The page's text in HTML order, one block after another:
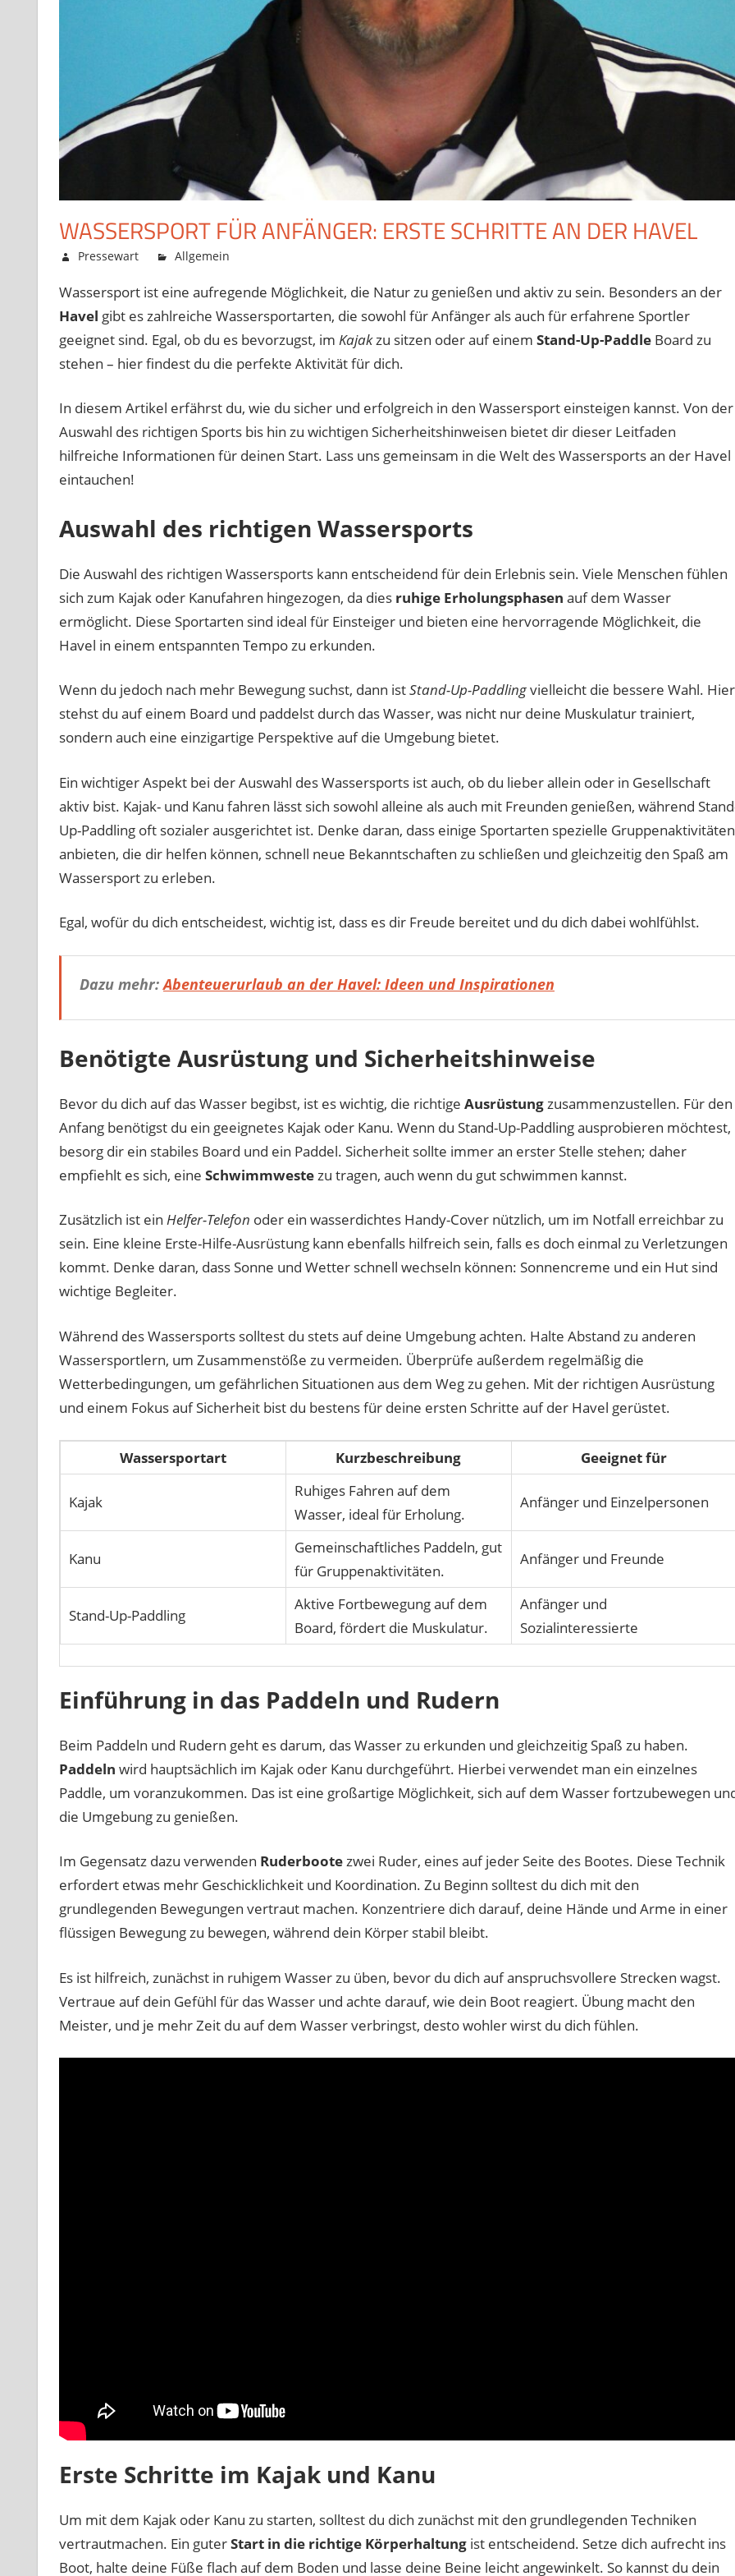
WASSERSPORT FÜR ANFÄNGER: ERSTE SCHRITTE AN DER HAVEL
Oktober 29, 2025
Pressewart Allgemein
für
Anfänger:
Erste
an
Havel
Wassersport ist eine aufregende Möglichkeit, die Natur zu genießen und aktiv zu sein. Besonders an der
Havel gibt es zahlreiche Wassersportarten, die sowohl für Anfänger als auch für erfahrene Sportler
geeignet sind. Egal, ob du es bevorzugst, im Kajakzu sitzen oder auf einem Stand-Up-PaddleBoard zu
stehen – hier findest du die perfekte Aktivität für dich.
In diesem Artikel erfährst du, wie du sicher und erfolgreich in den Wassersport einsteigen kannst. Von der
Auswahl des richtigen Sports bis hin zu wichtigen Sicherheitshinweisen bietet dir dieser Leitfaden
hilfreiche Informationen für deinen Start. Lass uns gemeinsam in die Welt des Wassersports an der Havel
eintauchen!
Auswahl des richtigen Wassersports
Die Auswahl des richtigen Wassersports kann entscheidend für dein Erlebnis sein. Viele Menschen fühlen
sich zum Kajak oder Kanufahren hingezogen, da dies ruhige Erholungsphasen auf dem Wasser
ermöglicht. Diese Sportarten sind ideal für Einsteiger und bieten eine hervorragende Möglichkeit, die
Havel in einem entspannten Tempo zu erkunden.
Wenn du jedoch nach mehr Bewegung suchst, dann istStand-Up-Paddlingvielleicht die bessere Wahl. Hier
stehst du auf einem Board und paddelst durch das Wasser, was nicht nur deine Muskulatur trainiert,
sondern auch eine einzigartige Perspektive auf die Umgebung bietet.
Ein wichtiger Aspekt bei der Auswahl des Wassersports ist auch, ob du lieber allein oder in Gesellschaft
aktiv bist. Kajak- und Kanu fahren lässt sich sowohl alleine als auch mit Freunden genießen, während
Up-Paddling oft sozialer ausgerichtet ist. Denke daran, dass einige Sportarten spezielle Gruppenaktivitäten
anbieten, die dir helfen können, schnell neue Bekanntschaften zu schließen und gleichzeitig den Spaß am
Wassersport zu erleben.
Egal, wofür du dich entscheidest, wichtig ist, dass es dir Freude bereitet und du dich dabei wohlfühlst.
Dazu mehr:Abenteuerurlaub an der Havel: Ideen und Inspirationen
Benötigte Ausrüstung und Sicherheitshinweise
Bevor du dich auf das Wasser begibst, ist es wichtig, die richtige Ausrüstungzusammenzustellen. Für den
Anfang benötigst du ein geeignetes Kajak oder Kanu. Wenn du Stand-Up-Paddling ausprobieren möchtest,
besorg dir ein stabiles Board und ein Paddel. Sicherheit sollte immer an erster Stelle stehen; daher
empfiehlt es sich, eine Schwimmwestezu tragen, auch wenn du gut schwimmen kannst.
Zusätzlich ist ein Helfer-Telefon oder ein wasserdichtes Handy-Cover nützlich, um im Notfall erreichbar zu
sein. Eine kleine Erste-Hilfe-Ausrüstung kann ebenfalls hilfreich sein, falls es doch einmal zu Verletzungen
kommt. Denke daran, dass Sonne und Wetter schnell wechseln können: Sonnencreme und ein Hut sind
wichtige Begleiter.
Während des Wassersports solltest du stets auf deine Umgebung achten. Halte Abstand zu anderen
Wassersportlern, um Zusammenstöße zu vermeiden. Überprüfe außerdem regelmäßig die
Wetterbedingungen, um gefährlichen Situationen aus dem Weg zu gehen. Mit der richtigen Ausrüstung
und einem Fokus auf Sicherheit bist du bestens für deine ersten Schritte auf der Havel gerüstet.
Wassersportart Kurzbeschreibung Geeignet für
Kajak
Ruhiges Fahren auf dem
Wasser, ideal für Erholung.
Anfänger und Einzelpersonen
Kanu
Gemeinschaftliches Paddeln, gut
für Gruppenaktivitäten.
Anfänger und Freunde
Stand-Up-Paddling
Aktive Fortbewegung auf dem
Board, fördert die Muskulatur.
Anfänger und
Sozialinteressierte
Einführung in das Paddeln und Rudern
Beim Paddeln und Rudern geht es darum, das Wasser zu erkunden und gleichzeitig Spaß zu haben.
Paddeln wird hauptsächlich im Kajak oder Kanu durchgeführt. Hierbei verwendet man ein einzelnes
Paddle, um voranzukommen. Das ist eine großartige Möglichkeit, sich auf dem Wasser fortzubewegen
die Umgebung zu genießen.
Im Gegensatz dazu verwenden Ruderbootezwei Ruder, eines auf jeder Seite des Bootes. Diese Technik
erfordert etwas mehr Geschicklichkeit und Koordination. Zu Beginn solltest du dich mit den
grundlegenden Bewegungen vertraut machen. Konzentriere dich darauf, deine Hände und Arme in einer
flüssigen Bewegung zu bewegen, während dein Körper stabil bleibt.
Es ist hilfreich, zunächst in ruhigem Wasser zu üben, bevor du dich auf anspruchsvollere Strecken wagst.
Vertraue auf dein Gefühl für das Wasser und achte darauf, wie dein Boot reagiert. Übung macht den
Meister, und je mehr Zeit du auf dem Wasser verbringst, desto wohler wirst du dich fühlen.
Erste Schritte im Kajak und Kanu
Um mit dem Kajak oder Kanu zu starten, solltest du dich zunächst mit den grundlegenden Techniken
vertrautmachen. Ein guterStart in die richtige Körperhaltungist entscheidend. Setze dich aufrecht ins
Boot, halte deine Füße flach auf dem Boden und lasse deine Beine leicht angewinkelt. So kannst du dein